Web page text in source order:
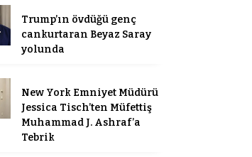
Trump’ın övdüğü genç
cankurtaran Beyaz Saray
yolunda
New York Emniyet Müdürü
Jessica Tisch’ten Müfettiş
Muhammad J. Ashraf’a
Tebrik